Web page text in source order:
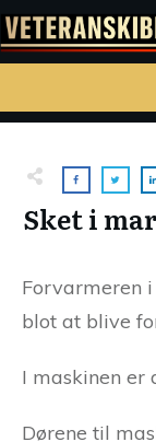
Sket i
Forvarmeren
blot at blive
I maskinen er
Dørene til